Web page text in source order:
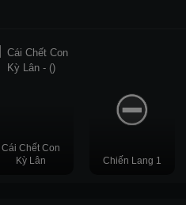
Cái Chết Con
Kỳ Lân
Chiến Lang 1